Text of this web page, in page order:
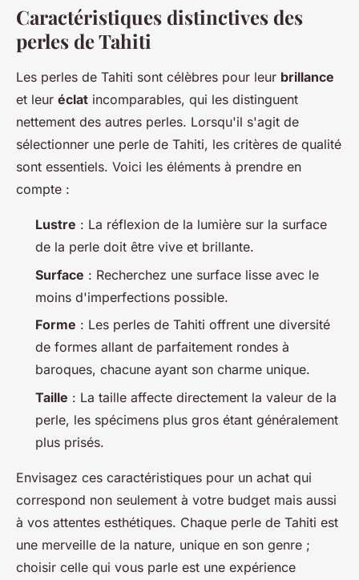
Caractéristiques distinctives des
perles de Tahiti
Les perles de Tahiti sont célèbres pour leur brillance
et leur éclat incomparables, qui les distinguent
nettement des autres perles. Lorsqu'il s'agit de
sélectionner une perle de Tahiti, les critères de qualité
sont essentiels. Voici les éléments à prendre en
compte :
Lustre : La réflexion de la lumière sur la surface
de la perle doit être vive et brillante.
Surface : Recherchez une surface lisse avec le
moins d'imperfections possible.
Forme : Les perles de Tahiti offrent une diversité
de formes allant de parfaitement rondes à
baroques, chacune ayant son charme unique.
Taille : La taille affecte directement la valeur de la
perle, les spécimens plus gros étant généralement
plus prisés.
Envisagez ces caractéristiques pour un achat qui
correspond non seulement à votre budget mais aussi
à vos attentes esthétiques. Chaque perle de Tahiti est
une merveille de la nature, unique en son genre ;
choisir celle qui vous parle est une expérience